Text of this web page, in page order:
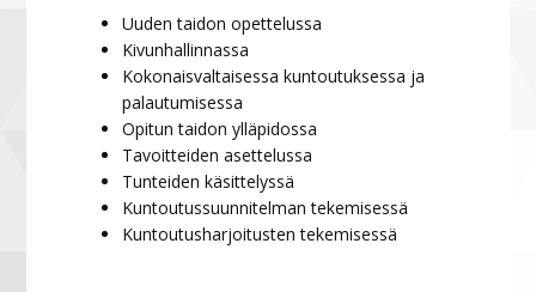
Uuden taidon opettelussa
Kivunhallinnassa
Kokonaisvaltaisessa kuntoutuksessa ja
palautumisessa
Opitun taidon ylläpidossa
Tavoitteiden asettelussa
Tunteiden käsittelyssä
Kuntoutussuunnitelman tekemisessä
Kuntoutusharjoitusten tekemisessä